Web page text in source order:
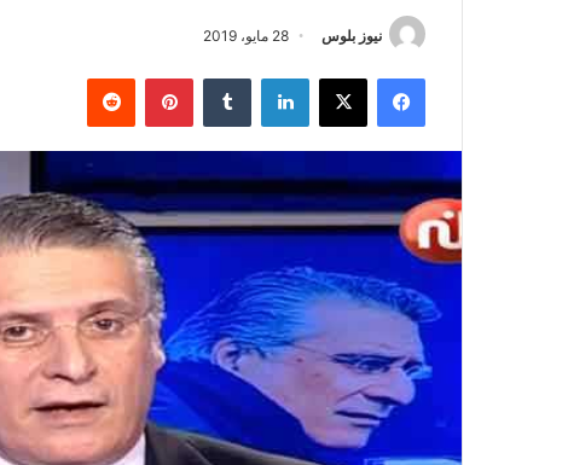
نيوز بلوس 28 مايو، 2019
فيسبوك X لينكدإن بينتيريست